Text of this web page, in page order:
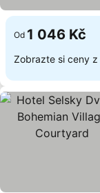
Od 1 046 Kč
Zobrazte si ceny z